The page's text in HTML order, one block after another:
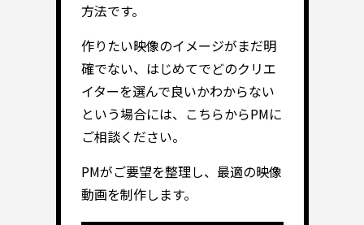
方法です。
作りたい映像のイメージがまだ明
確でない、はじめてでどのクリエ
イターを選んで良いかわからない
という場合には、こちらからPMに
ご相談ください。
PMがご要望を整理し、最適の映像
動画を制作します。